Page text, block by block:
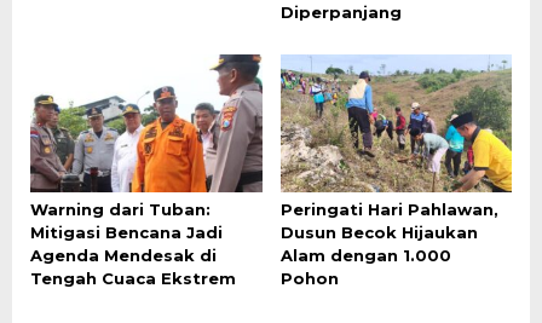
Diperpanjang
Warning dari Tuban:
Mitigasi Bencana Jadi
Agenda Mendesak di
Tengah Cuaca Ekstrem
Peringati Hari Pahlawan,
Dusun Becok Hijaukan
Alam dengan 1.000
Pohon